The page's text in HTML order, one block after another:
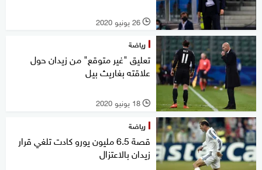
l 26 يونيو 2020
رياضة
تعليق "غير متوقع" من زيدان حول
علاقته بغاريث بيل
l 18 يونيو 2020
رياضة
قصة 6.5 مليون يورو كادت تلغي قرار
زيدان بالاعتزال